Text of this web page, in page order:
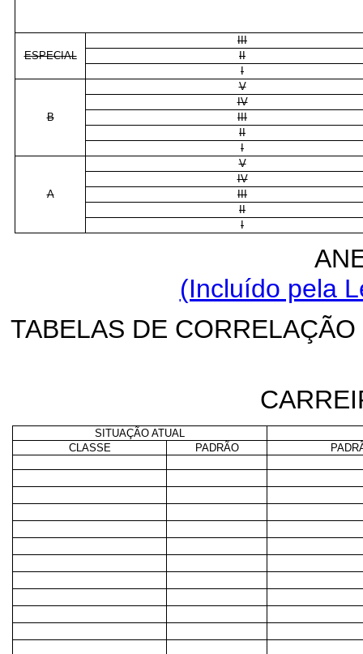
ESPECIAL
III
II
I
B
V
IV
III
II
I
A
V
IV
III
II
I
(Incluído pela
TABELAS DE
SITUAÇÃO ATUAL
CLASSE
PADRÃO